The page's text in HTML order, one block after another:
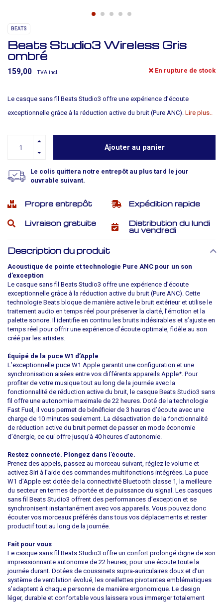
BEATS
Beats Studio3 Wireless Gris
ombré
159,00 TVA incl. En rupture de stock
Le casque sans fil Beats Studio3 offre une expérience d’écoute
exceptionnelle grâce à la réduction active du bruit (Pure ANC). Lire plus..
Ajouter au panier
Le colis quittera notre entrepôt au plus tard le jour
ouvrable suivant.
Propre entrepôt Expédition rapide
Livraison gratuite Distribution du lundi
au vendredi
Description du produit
Acoustique de pointe et technologie Pure ANC pour un son
d’exception
Le casque sans fil Beats Studio3 offre une expérience d’écoute
exceptionnelle grâce à la réduction active du bruit (Pure ANC). Cette
technologie Beats bloque de manière active le bruit extérieur et utilise le
traitement audio en temps réel pour préserver la clarté, l’émotion et la
palette sonore. Il identifie en continu les bruits indésirables et s’ajuste en
temps réel pour offrir une expérience d’écoute optimale, fidèle au son
créé par les artistes.
Équipé de la puce W1 d’Apple
L’exceptionnelle puce W1 Apple garantit une configuration et une
synchronisation aisées entre vos différents appareils Apple*. Pour
profiter de votre musique tout au long de la journée avec la
fonctionnalité de réduction active du bruit, le casque Beats Studio3 sans
fil offre une autonomie maximale de 22 heures. Doté de la technologie
Fast Fuel, il vous permet de bénéficier de 3 heures d’écoute avec une
charge de 10 minutes seulement. La désactivation de la fonctionnalité
de réduction active du bruit permet de passer en mode économie
d’énergie, ce qui offre jusqu’à 40 heures d’autonomie.
Restez connecté. Plongez dans l’écoute.
Prenez des appels, passez au morceau suivant, réglez le volume et
activez Siri à l’aide des commandes multifonctions intégrées. La puce
W1 d’Apple est dotée de la connectivité Bluetooth classe 1, la meilleure
du secteur en termes de portée et de puissance du signal. Les casques
sans fil Beats Studio3 offrent des performances d’exception et se
synchronisent instantanément avec vos appareils. Vous pouvez donc
écouter vos morceaux préférés dans tous vos déplacements et rester
productif tout au long de la journée.
Fait pour vous
Le casque sans fil Beats Studio3 offre un confort prolongé digne de son
impressionnante autonomie de 22 heures, pour une écoute toute la
journée durant. Dotées de coussinets supra-auriculaires doux et d’un
système de ventilation évolué, les oreillettes pivotantes emblématiques
s’adaptent à chaque personne de manière ergonomique. Le design
léger, durable et confortable vous laissera vous immerger totalement